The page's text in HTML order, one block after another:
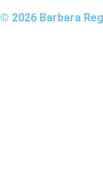
© 2026 Barbara